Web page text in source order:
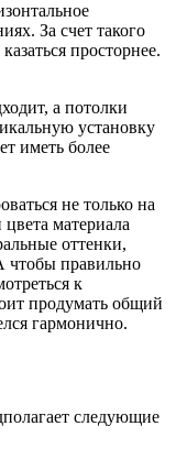
За счет такого
просторнее.
а потолки
установку
иметь более
не только на
материала
оттенки,
чтобы правильно
к
продумать общий
гармонично.
следующие